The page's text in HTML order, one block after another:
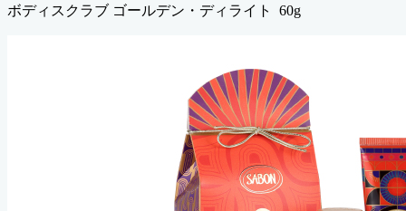
ボディスクラブ ゴールデン・ディライト 60g